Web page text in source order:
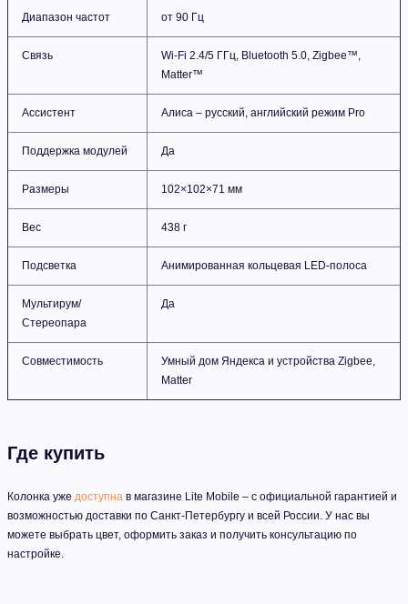
Диапазон частот от 90 Гц
Связь
Wi-Fi 2.4/5 ГГц, Bluetooth 5.0, Zigbee™,
Matter™
Ассистент Алиса – русский, английский режим Pro
Поддержка модулей Да
Размеры 102×102×71 мм
Вес 438 г
Подсветка Анимированная кольцевая LED-полоса
Мультирум/
Стереопара
Да
Совместимость
Умный дом Яндекса и устройства Zigbee,
Matter
Где купить
Колонка уже доступна в магазине Lite Mobile – с официальной гарантией и
возможностью доставки по Санкт-Петербургу и всей России. У нас вы
можете выбрать цвет, оформить заказ и получить консультацию по
настройке.